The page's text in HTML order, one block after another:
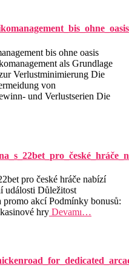
bis ohne oasis
als Grundlage
Verlustminimierung Die
von
und Verlustserien Die
pro české hráče nabízí
události Důležitost
akcí Podmínky bonusů:
hry Devamı…